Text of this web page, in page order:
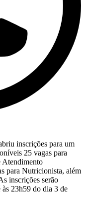
inscrições para um
25 vagas para
Atendimento
para Nutricionista, além
inscrições serão
às 23h59 do dia 3 de